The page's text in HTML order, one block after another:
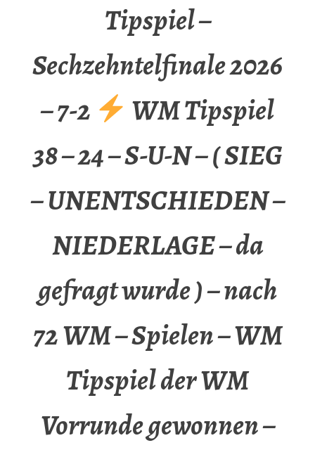
Tipspiel –
Sechzehntelfinale 2026
– 7-2
WM Tipspiel
38 – 24 – S-U-N – ( SIEG
– UNENTSCHIEDEN –
NIEDERLAGE – da
gefragt wurde ) – nach
72 WM – Spielen – WM
Tipspiel der WM
Vorrunde gewonnen –